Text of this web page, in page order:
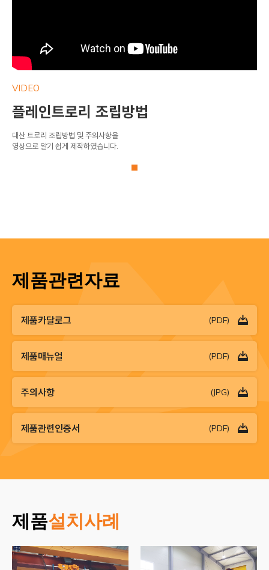
VIDEO
플레인트로리 조립방법
대산 트로리 조립방법 및 주의사항을
영상으로 알기 쉽게 제작하였습니다.
제품관련자료
제품카달로그 (PDF)
제품매뉴얼 (PDF)
주의사항 (JPG)
제품관련인증서 (PDF)
제품설치사례